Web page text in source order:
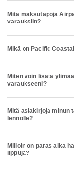
Mitä maksutapoja
varauksiin?
Mikä on Pacific
Miten voin lisätä
varaukseeni?
Mitä asiakirjoja minun
lennolle?
Milloin on paras aika
lippuja?